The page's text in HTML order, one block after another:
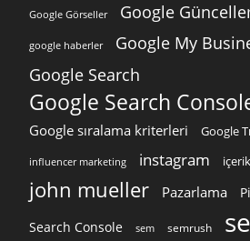
Google Görseller Google
google haberler Google My
Google Search
Google Search
Google sıralama kriterleri Google
influencer marketing instagram
john mueller Pazarlama
Search Console sem semrush